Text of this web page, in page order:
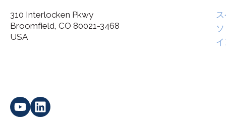
I agree to allow Spatial Corp to store and process my
310 Interlocken Pkwy
Broomfield, CO 80021-3468
USA